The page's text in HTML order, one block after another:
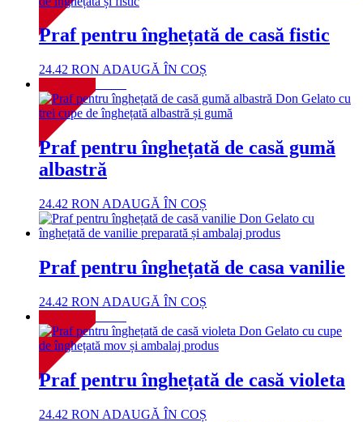
Praf pentru înghețată de casă fistic
24.42 RON ADAUGĂ ÎN COȘ
Praf pentru înghețată de casă gumă
albastră
24.42 RON ADAUGĂ ÎN COȘ
Praf pentru înghețată de casa vanilie
24.42 RON ADAUGĂ ÎN COȘ
Praf pentru înghețată de casă violeta
24.42 RON ADAUGĂ ÎN COȘ